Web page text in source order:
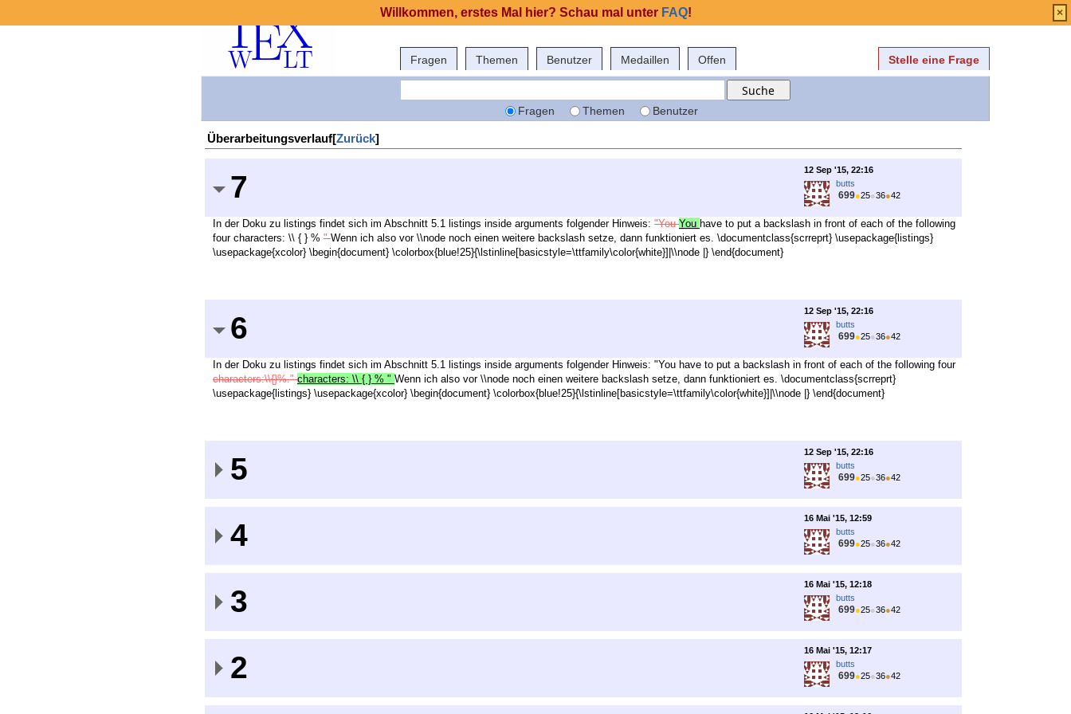
Fragen Themen Benutzer Medaillen Offen Stelle eine Frage
Fragen Themen Benutzer
Überarbeitungsverlauf[Zurück]
7
12 Sep '15, 22:16
butts
699●25●36●42
In der Doku zu listings findet sich im Abschnitt 5.1 listings inside arguments folgender Hinweis: "YouYou have to put a backslash in front of each of the following
four characters: \\ { } % "Wenn ich also vor \\node noch einen weitere backslash setze, dann funktioniert es. \documentclass{scrreprt} \usepackage{listings}
\usepackage{xcolor} \begin{document} \colorbox{blue!25}{\lstinline[basicstyle=\ttfamily\color{white}]|\\node |} \end{document}
6
12 Sep '15, 22:16
butts
699●25●36●42
In der Doku zu listings findet sich im Abschnitt 5.1 listings inside arguments folgender Hinweis: "You have to put a backslash in front of each of the following four
characters:\\{}%."characters: \\ { } % " Wenn ich also vor \\node noch einen weitere backslash setze, dann funktioniert es. \documentclass{scrreprt}
\usepackage{listings} \usepackage{xcolor} \begin{document} \colorbox{blue!25}{\lstinline[basicstyle=\ttfamily\color{white}]|\\node |} \end{document}
5
12 Sep '15, 22:16
butts
699●25●36●42
4
16 Mai '15, 12:59
butts
699●25●36●42
3
16 Mai '15, 12:18
butts
699●25●36●42
2
16 Mai '15, 12:17
butts
699●25●36●42
Willkommen, erstes Mal hier? Schau mal unter FAQ! ×